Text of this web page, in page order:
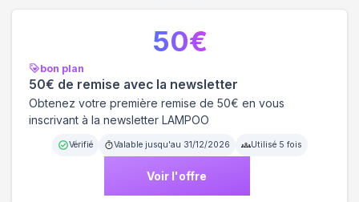
bon plan
50€ de remise avec la newsletter
Obtenez votre première remise de 50€ en vous
inscrivant à la newsletter LAMPOO
Vérifié Valable jusqu'au 31/12/2026 Utilisé 5 fois
Voir l'offre
50€